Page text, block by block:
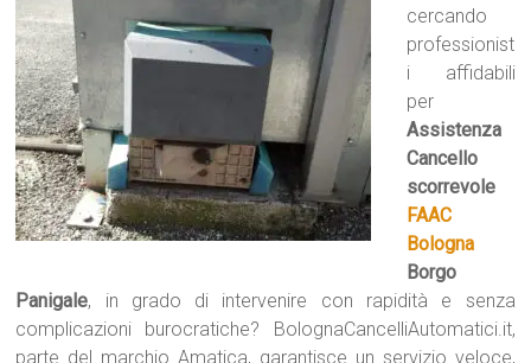
cercando
professionist
i affidabili
per
Assistenza
Cancello
scorrevole
FAAC
Bologna
Borgo
Panigale, in grado di intervenire con rapidità e senza
complicazioni burocratiche? BolognaCancelliAutomatici.it,
parte del marchio Amatica, garantisce un servizio veloce,